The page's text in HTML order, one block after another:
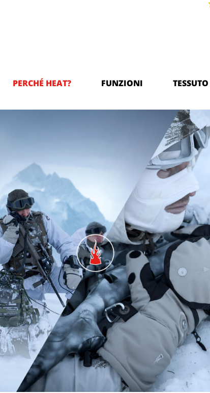
PERCHÉ HEAT? FUNZIONI TESSUTO